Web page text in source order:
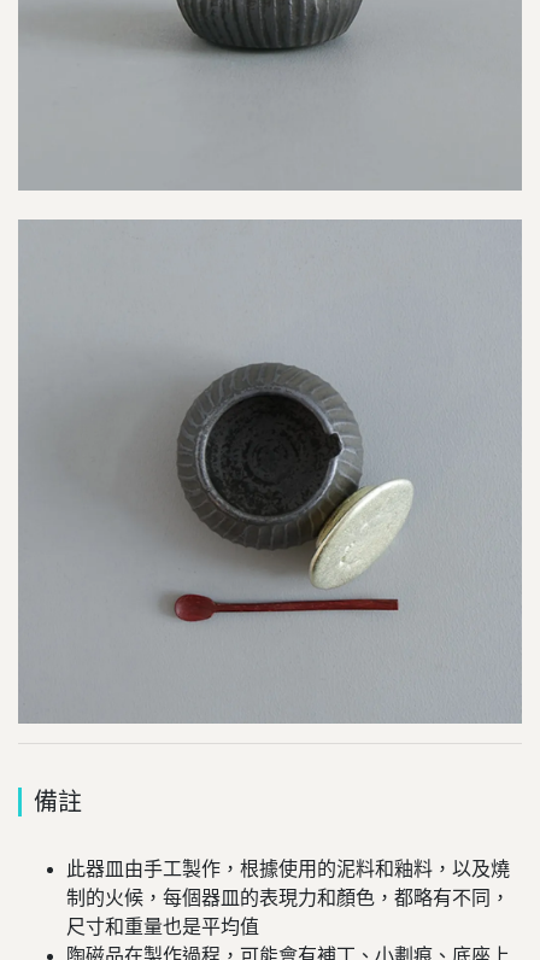
備註
此器皿由手工製作，根據使用的泥料和釉料，以及燒
制的火候，每個器皿的表現力和顏色，都略有不同，
尺寸和重量也是平均值